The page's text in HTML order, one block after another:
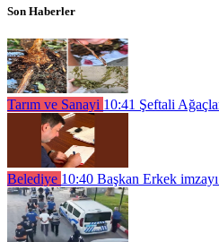
Son Haberler
Tarım ve Sanayi 10:41 Şeftali
Belediye 10:40 Başkan Erkek